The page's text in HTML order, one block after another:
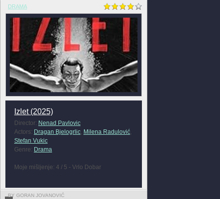
DRAMA
Izlet (2025)
Director: Nenad Pavlovic
Actors: Dragan Bjelogrlic, Milena Radulović,
Stefan Vukic
Genre: Drama
Moje mišljenje: 4 / 5 - Vrlo Dobar
BY GORAN JOVANOVIĆ